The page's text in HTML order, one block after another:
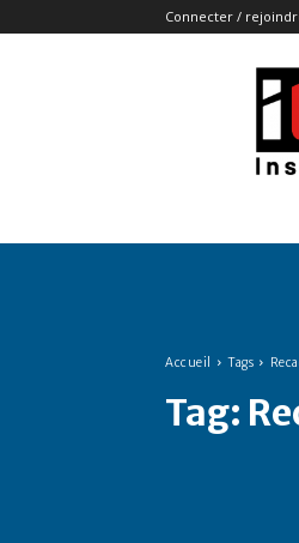
Connecter /
Accueil Tags
Tag: